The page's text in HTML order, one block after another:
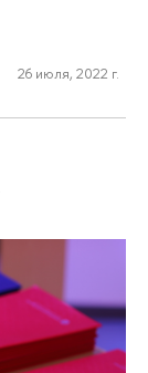
26 июля, 2022 г.